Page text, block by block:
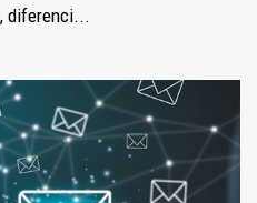
diferenci...